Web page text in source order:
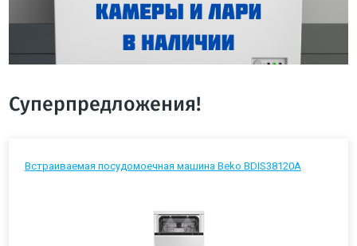
Суперпредложения!
Встраиваемая посудомоечная машина Beko BDIS38120A